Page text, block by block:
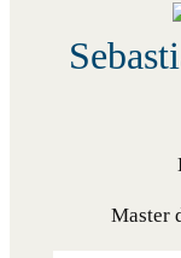
Master